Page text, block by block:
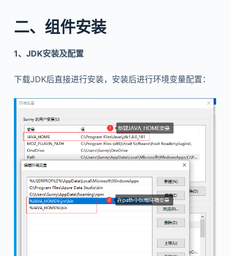
二、组件安装
1、JDK安装及配置
下载JDK后直接进行安装，安装后进行环境变量配置：